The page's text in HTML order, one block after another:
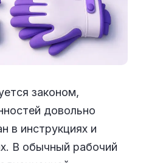
законом,
довольно
в инструкциях и
В обычный рабочий